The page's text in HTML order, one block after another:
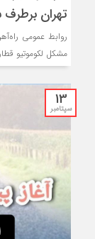
تهران
روابط عمومی
مشکل لکوموتیو
13
سپتامبر